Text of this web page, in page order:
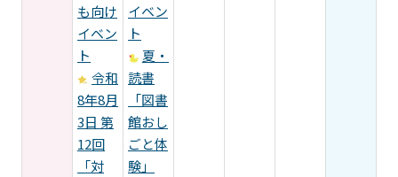
も向け
イベン
ト
令和
8年8月
3日 第
12回
「対
イベン
ト
夏・
読書
「図書
館おし
ごと体
験」